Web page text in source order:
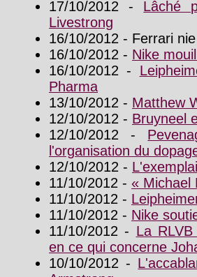
17/10/2012 - Lâché
Livestrong
16/10/2012 - Ferrari
16/10/2012 - Nike
16/10/2012 -
Pharma
13/10/2012 - Matthew
12/10/2012 - Bruyneel
12/10/2012 -
l'organisation du
12/10/2012 -
11/10/2012 - « Michael
11/10/2012 -
11/10/2012 - Nike
11/10/2012 - La
en ce qui concerne
10/10/2012 -